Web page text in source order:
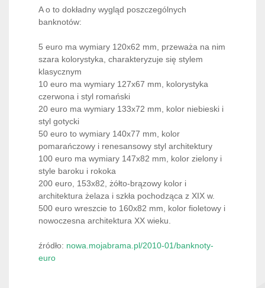
A o to dokładny wygląd poszczególnych
banknotów:
5 euro ma wymiary 120x62 mm, przeważa na nim
szara kolorystyka, charakteryzuje się stylem
klasycznym
10 euro ma wymiary 127x67 mm, kolorystyka
czerwona i styl romański
20 euro ma wymiary 133x72 mm, kolor niebieski i
styl gotycki
50 euro to wymiary 140x77 mm, kolor
pomarańczowy i renesansowy styl architektury
100 euro ma wymiary 147x82 mm, kolor zielony i
style baroku i rokoka
200 euro, 153x82, żółto-brązowy kolor i
architektura żelaza i szkła pochodząca z XIX w.
500 euro wreszcie to 160x82 mm, kolor fioletowy i
nowoczesna architektura XX wieku.
źródło: nowa.mojabrama.pl/2010-01/banknoty-
euro